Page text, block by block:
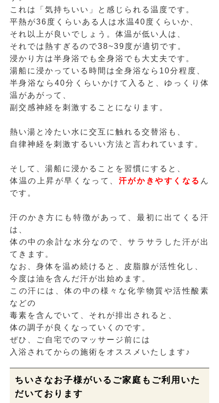
これは「気持ちいい」と感じられる温度です。
平熱が36度くらいある人は水温40度くらいか、
それ以上が良いでしょう。体温が低い人は、
それでは熱すぎるので38~39度が適切です。
浸かり方は半身浴でも全身浴でも大丈夫です。
湯船に浸かっている時間は全身浴なら10分程度、
半身浴なら40分くらいかけて入ると、ゆっくり体
温があがって、
副交感神経を刺激することになります。
熱い湯と冷たい水に交互に触れる交替浴も、
自律神経を刺激するいい方法と言われています。
そして、湯船に浸かることを習慣にすると、
体温の上昇が早くなって、 汗がかきやすくなる ん
です。
汗のかき方にも特徴があって、最初に出てくる汗
は、
体の中の余計な水分なので、サラサラした汗が出
てきます。
なお、身体を温め続けると、皮脂腺が活性化し、
今度は油を含んだ汗が出始めます。
この汗には、体の中の様々な化学物質や活性酸素
などの
毒素を含んでいて、それが排出されると、
体の調子が良くなっていくのです。
ぜひ、ご自宅でのマッサージ前には
入浴されてからの施術をオススメいたします♪
ちいさなお子様がいるご家庭もご利用いた
だいております